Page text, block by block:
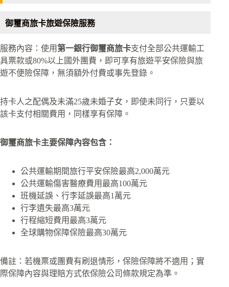
御璽商旅卡旅遊保險服務
服務內容：使用第一銀行御璽商旅卡支付全部公共運輸工
具票款或80%以上國外團費，即可享有旅遊平安保險與旅
遊不便險保障，無須額外付費或事先登錄。
持卡人之配偶及未滿25歲未婚子女，即使未同行，只要以
該卡支付相關費用，同樣享有保障。
御璽商旅卡主要保障內容包含：
公共運輸期間旅行平安保險最高2,000萬元
公共運輸傷害醫療費用最高100萬元
班機延誤、行李延誤最高1萬元
行李遺失最高3萬元
行程縮短費用最高3萬元
全球購物保障保險最高30萬元
備註：若機票或團費有刷退情形，保險保障將不適用；實
際保障內容與理賠方式依保險公司條款規定為準。